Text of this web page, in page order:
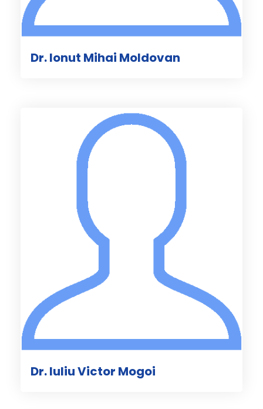
Dr. Ionut Mihai Moldovan
Dr. Iuliu Victor Mogoi